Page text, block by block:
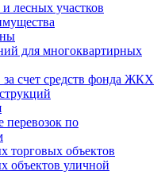
лесных участков
для многоквартирных
счет средств фонда ЖКХ
перевозок по
торговых объектов
объектов уличной